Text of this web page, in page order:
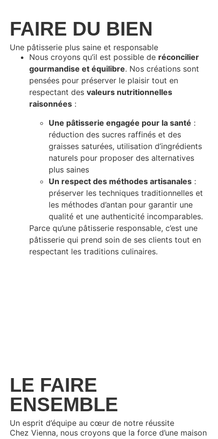
FAIRE DU BIEN
Une pâtisserie plus saine et responsable
Nous croyons qu’il est possible de réconcilier
gourmandise et équilibre. Nos créations sont
pensées pour préserver le plaisir tout en
respectant des valeurs nutritionnelles
raisonnées :
Une pâtisserie engagée pour la santé :
réduction des sucres raffinés et des
graisses saturées, utilisation d’ingrédients
naturels pour proposer des alternatives
plus saines
Un respect des méthodes artisanales :
préserver les techniques traditionnelles et
les méthodes d’antan pour garantir une
qualité et une authenticité incomparables.
Parce qu’une pâtisserie responsable, c’est une
pâtisserie qui prend soin de ses clients tout en
respectant les traditions culinaires.
LE FAIRE
ENSEMBLE
Un esprit d’équipe au cœur de notre réussite
Chez Vienna, nous croyons que la force d’une maison